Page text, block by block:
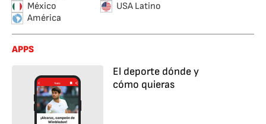
México
USA Latino
América
APPS
El deporte dónde y
cómo quieras